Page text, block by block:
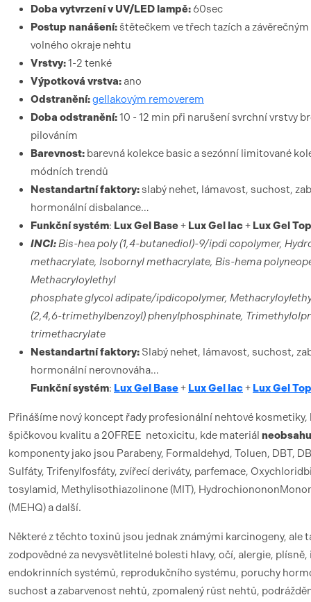
Doba vytvrzení v UV/LED lampě:60sec
Postup nanášení:štětečkem ve třech tazích a
volného okraje nehtu
Vrstvy:1-2 tenké
Výpotková vrstva: ano
Odstranění:gellakovým removerem
Doba odstranění:10 - 12 min při narušení svrchní vrstvy
pilováním
Barevnost: barevná kolekce basic a sezónní limitované
módních trendů
Nestandartní faktory:slabý nehet, lámavost, suchost,
hormonální disbalance…
Funkční systém: Lux Gel Base+ Lux Gel lac+ Lux Gel
INCI:Bis-hea poly (1,4-butanediol)-9/ipdi copolymer,
methacrylate, Isobornyl methacrylate, Bis-hema
Methacryloylethyl
phosphate glycol adipate/ipdicopolymer,
(2,4,6-trimethylbenzoyl) phenylphosphinate,
trimethacrylate
Nestandartní faktory: Slabý nehet, lámavost, suchost,
hormonální nerovnováha…
Funkční systém: Lux Gel Base+ Lux Gel lac+ Lux Gel
Přinášíme nový koncept řady profesionální nehtové kosmetiky,
špičkovou kvalitu a 20FREE netoxicitu, kde materiál
komponenty jako jsou Parabeny, Formaldehyd, Toluen, DBT,
Sulfáty, Trifenylfosfáty, zvířecí deriváty, parfemace,
tosylamid, Methylisothiazolinone (MIT),
(MEHQ) a další.
Některé z těchto toxinů jsou jednak známými karcinogeny, ale
zodpovědné za nevysvětlitelné bolesti hlavy, očí, alergie,
endokrinních systémů, reprodukčního systému, poruchy
suchost a zabarvenost nehtů, zpomalený růst nehtů,